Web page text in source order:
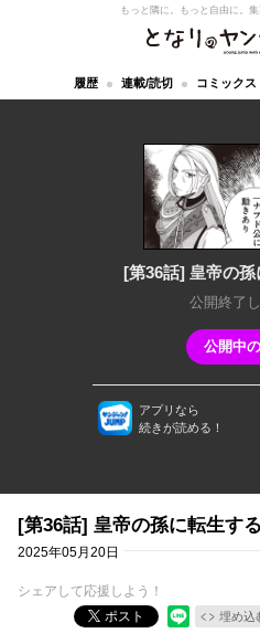
となりのヤングジャンプ
もっと隣に。もっと自由に。 集
履歴 連載/読切 コミックス
[第36話] 皇帝の
公開終了
公開中
アプリなら
続きが読める！
[第36話] 皇帝の孫に転生す
2025年05月20日
シェアして応援しよう！
ポスト
埋め込